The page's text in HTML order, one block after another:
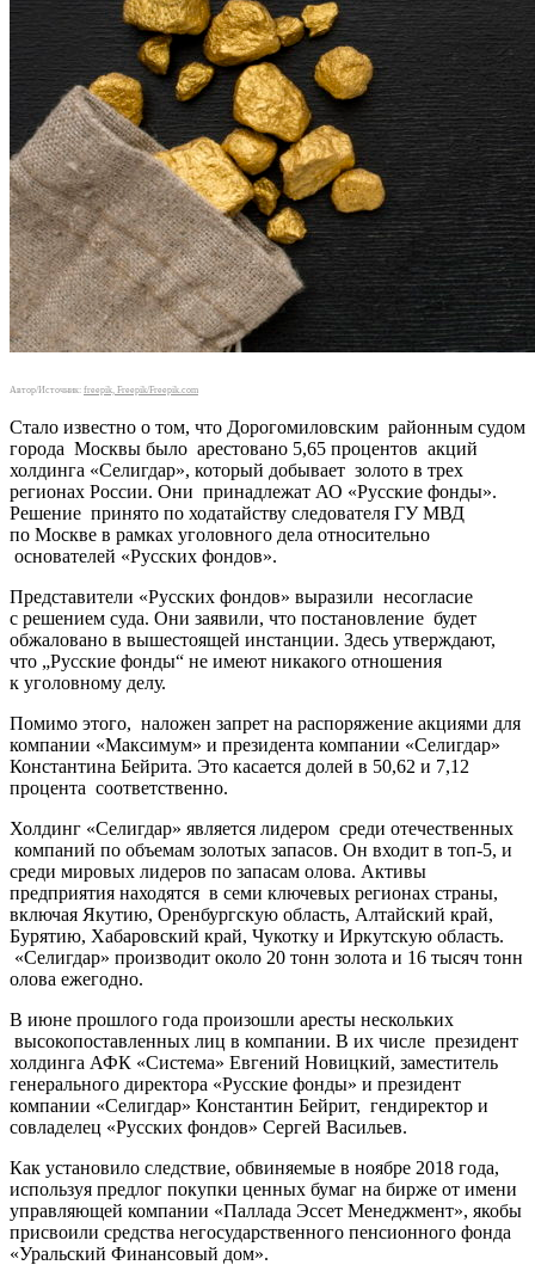
Автор/Источник: freepik, Freepik/Freepik.com
Стало известно о том, что Дорогомиловским районным судом
города Москвы было арестовано 5,65 процентов акций
холдинга «Селигдар», который добывает золото в трех
регионах России. Они принадлежат АО «Русские фонды».
Решение принято по ходатайству следователя ГУ МВД
по Москве в рамках уголовного дела относительно
основателей «Русских фондов».
Представители «Русских фондов» выразили несогласие
с решением суда. Они заявили, что постановление будет
обжаловано в вышестоящей инстанции. Здесь утверждают,
что „Русские фонды“ не имеют никакого отношения
к уголовному делу.
Помимо этого, наложен запрет на распоряжение акциями для
компании «Максимум» и президента компании «Селигдар»
Константина Бейрита. Это касается долей в 50,62 и 7,12
процента соответственно.
Холдинг «Селигдар» является лидером среди отечественных
компаний по объемам золотых запасов. Он входит в топ-5, и
среди мировых лидеров по запасам олова. Активы
предприятия находятся в семи ключевых регионах страны,
включая Якутию, Оренбургскую область, Алтайский край,
Бурятию, Хабаровский край, Чукотку и Иркутскую область.
«Селигдар» производит около 20 тонн золота и 16 тысяч тонн
олова ежегодно.
В июне прошлого года произошли аресты нескольких
высокопоставленных лиц в компании. В их числе президент
холдинга АФК «Система» Евгений Новицкий, заместитель
генерального директора «Русские фонды» и президент
компании «Селигдар» Константин Бейрит, гендиректор и
совладелец «Русских фондов» Сергей Васильев.
Как установило следствие, обвиняемые в ноябре 2018 года,
используя предлог покупки ценных бумаг на бирже от имени
управляющей компании «Паллада Эссет Менеджмент», якобы
присвоили средства негосударственного пенсионного фонда
«Уральский Финансовый дом».